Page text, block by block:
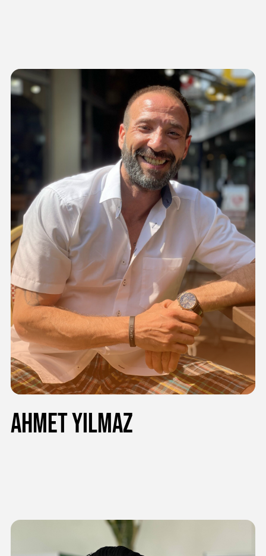
Ahmet Yilmaz